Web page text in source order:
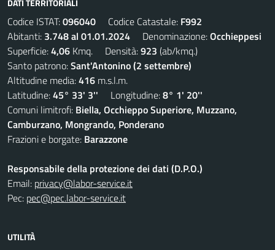
DATI TERRITORIALI
Codice ISTAT:096040 Codice Catastale: F992
Abitanti: 3.748 al 01.01.2024 Denominazione:Occhieppesi
Superficie:4,06 Kmq. Densità:923 (ab/kmq.)
Santo patrono:Sant'Antonino (2 settembre)
Altitudine media:416 m.s.l.m.
Latitudine:45° 33' 3'' Longitudine:8° 1' 20''
Comuni limitrofi: Biella, Occhieppo Superiore, Muzzano,
Camburzano, Mongrando, Ponderano
Frazioni e borgate: Barazzone
Responsabile della protezione dei dati (D.P.O.)
Email: privacy@labor-service.it
Pec: pec@pec.labor-service.it
UTILITÀ